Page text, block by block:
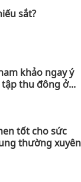
sắt?
khảo ngay ý
thu đông ở...
tốt cho sức
thường xuyên